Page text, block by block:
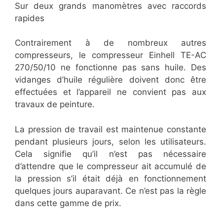
Sur deux grands manomètres avec raccords
rapides
Contrairement à de nombreux autres
compresseurs, le compresseur Einhell TE-AC
270/50/10 ne fonctionne pas sans huile. Des
vidanges d’huile régulière doivent donc être
effectuées et l’appareil ne convient pas aux
travaux de peinture.
La pression de travail est maintenue constante
pendant plusieurs jours, selon les utilisateurs.
Cela signifie qu’il n’est pas nécessaire
d’attendre que le compresseur ait accumulé de
la pression s’il était déjà en fonctionnement
quelques jours auparavant. Ce n’est pas la règle
dans cette gamme de prix.